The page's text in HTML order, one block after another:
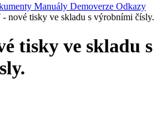
Manuály Demoverze Odkazy
nové tisky ve skladu s výrobními čísly.
tisky ve skladu s